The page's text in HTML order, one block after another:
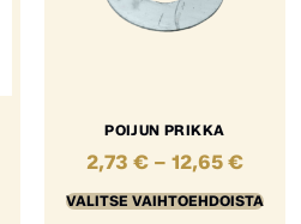
POIJUN PRIKKA
2,73 € – 12,65 €
VALITSE VAIHTOEHDOISTA